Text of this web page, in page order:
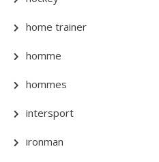
home trainer
homme
hommes
intersport
ironman